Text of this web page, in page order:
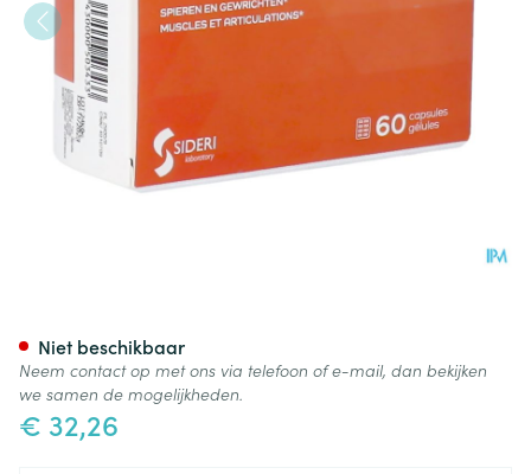
€ 32,26
Niet beschikbaar
Neem contact op met ons via telefoon of e-mail, dan bekijken
we samen de mogelijkheden.